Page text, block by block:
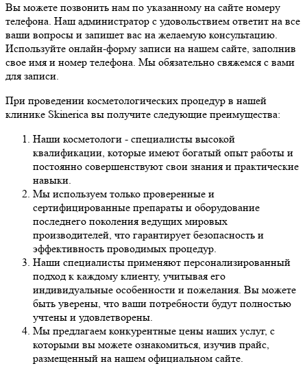
Вы можете позвонить нам по указанному на сайте номеру
телефона. Наш администратор с удовольствием ответит на все
ваши вопросы и запишет вас на желаемую консультацию.
Используйте онлайн-форму записи на нашем сайте, заполнив
свое имя и номер телефона. Мы обязательно свяжемся с вами
для записи.
При проведении косметологических процедур в нашей
клинике Skinerica вы получите следующие преимущества:
Наши косметологи - специалисты высокой
квалификации, которые имеют богатый опыт работы и
постоянно совершенствуют свои знания и практические
навыки.
Мы используем только проверенные и
сертифицированные препараты и оборудование
последнего поколения ведущих мировых
производителей, что гарантирует безопасность и
эффективность проводимых процедур.
Наши специалисты применяют персонализированный
подход к каждому клиенту, учитывая его
индивидуальные особенности и пожелания. Вы можете
быть уверены, что ваши потребности будут полностью
учтены и удовлетворены.
Мы предлагаем конкурентные цены наших услуг, с
которыми вы можете ознакомиться, изучив прайс,
размещенный на нашем официальном сайте.